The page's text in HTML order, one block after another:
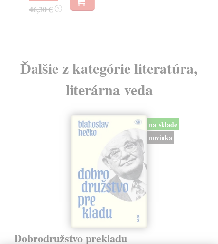
46,30 € ?
Ďalšie z kategórie literatúra,
literárna veda
na sklade
novinka
Dobrodružstvo prekladu